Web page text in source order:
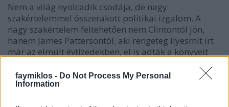
faymiklos - Do Not Process My Personal
Information
Nem a világ nyolcadik csodája, de nagy
szakértelemmel összerakott politikai izgalom. A
nagy szakértelem feltehetően nem Clintontól jön,
hanem James Pattersontól, aki rengeteg ilyesmit írt
már az elmúlt évtizedekben, el is adták a könyveit
igazából azt nem lehet tudni, mi jön Clintontól, csak
a neve, vagy a helyismeret, ő tudja, hol a konyha